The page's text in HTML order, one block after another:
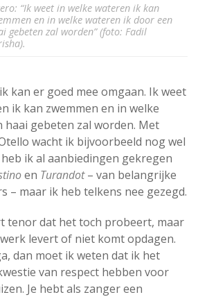
“Ik weet in welke wateren ik kan
en in welke wateren ik door een
gebeten zal worden” (foto: Fadil
kan er goed mee omgaan. Ik weet
ik kan zwemmen en in welke
gebeten zal worden. Met
wacht ik bijvoorbeeld nog wel
ik al aanbiedingen gekregen
en Turandot– van belangrijke
– maar ik heb telkens nee gezegd.
tenor dat het toch probeert, maar
levert of niet komt opdagen.
dan moet ik weten dat ik het
van respect hebben voor
Je hebt als zanger een